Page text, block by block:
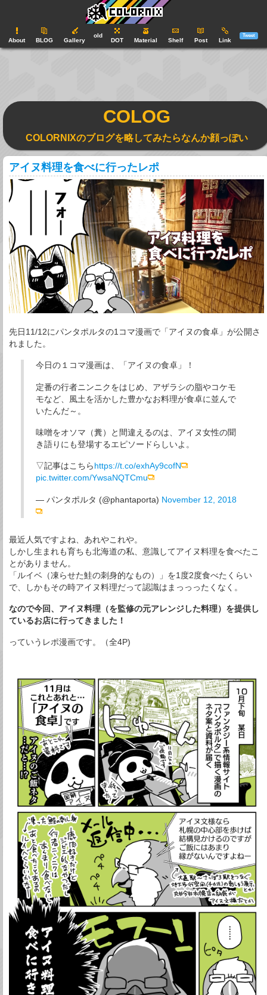
About BLOG Gallery
old
DOT Material Shelf Post Link
Tweet
COLOG
COLORNIXのブログを略してみたらなんか顔っぽい
アイヌ料理を食べに行ったレポ
先日11/12にパンタポルタの1コマ漫画で「アイヌの食卓」が公開さ
れました。
今日の１コマ漫画は、「アイヌの食卓」！
定番の行者ニンニクをはじめ、アザラシの脂やコケモ
モなど、風土を活かした豊かなお料理が食卓に並んで
いたんだ～。
味噌をオソマ（糞）と間違えるのは、アイヌ女性の聞
き語りにも登場するエピソードらしいよ。
▽記事はこちら https://t.co/exhAy9cofN
pic.twitter.com/YwsaNQTCmu
— パンタポルタ (@phantaporta) November 12, 2018
最近人気ですよね、あれやこれや。
しかし生まれも育ちも北海道の私、意識してアイヌ料理を食べたこ
とがありません。
「ルイベ（凍らせた鮭の刺身的なもの）」を1度2度食べたくらい
で、しかもその時アイヌ料理だって認識はまっっったくなく。
なので今回、アイヌ料理（を監修の元アレンジした料理）を提供し
ているお店に行ってきました！
っていうレポ漫画です。（全4P)